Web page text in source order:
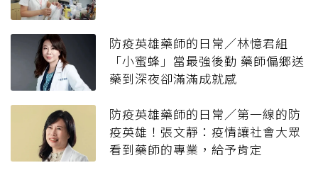
防疫英雄藥師的日常／林憶君組
「小蜜蜂」當最強後勤 藥師偏鄉送
藥到深夜卻滿滿成就感
防疫英雄藥師的日常／第一線的防
疫英雄！張文靜：疫情讓社會大眾
看到藥師的專業，給予肯定